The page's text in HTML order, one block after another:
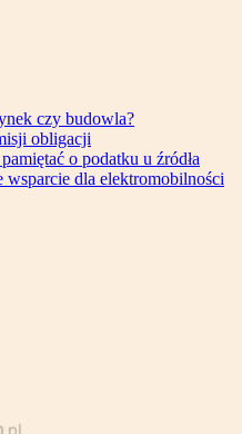
czy budowla?
obligacji
o podatku u źródła
wsparcie dla elektromobilności